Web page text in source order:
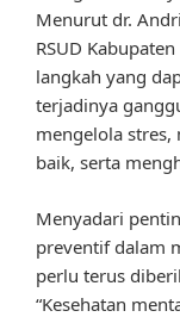
Menurut dr.
RSUD
langkah yang
terjadinya
mengelola
baik, serta
Menyadari
preventif dalam
perlu terus
“Kesehatan